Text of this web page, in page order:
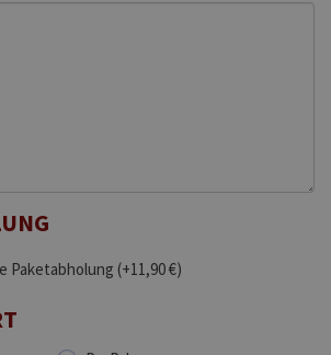
Paketabholung (+11,90 €)